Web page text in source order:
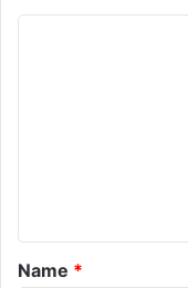
*
Name *